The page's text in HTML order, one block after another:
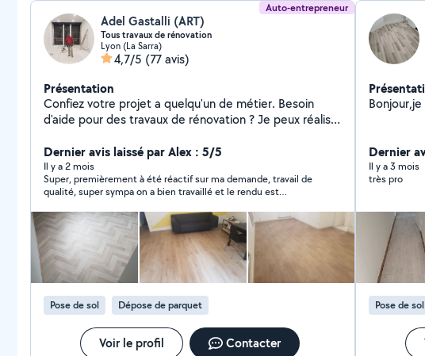
Auto-entrepreneur
Adel Gastalli (ART)
Tous travaux de rénovation
Lyon (La Sarra)
4,7/5 (77 avis)
Présentation
Confiez votre projet a quelqu'un de métier. Besoin
d'aide pour des travaux de rénovation ? Je peux réaliser
Dernier avis laissé par Alex : 5/5
Il y a 2 mois
Super, premièrement à été réactif sur ma demande, travail de
qualité, super sympa on a bien travaillé et le rendu est
les yeux fermés. Merci beaucoup encore et bonne
continuation !
Pose de sol Dépose de parquet
Voir le profil Contacter
Dernier
Il y a 3 mois
très pro
Pose de sol